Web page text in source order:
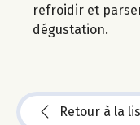
refroidir et
dégustation.
Retour à la